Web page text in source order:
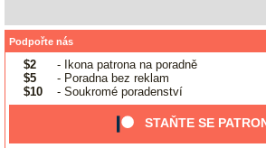
Podpořte nás
$2
- Ikona patrona na poradně
$5
- Poradna bez reklam
$10
- Soukromé poradenství
STAŇTE SE